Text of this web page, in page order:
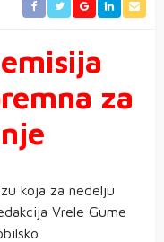
za
koja za nedelju
Vrele Gume